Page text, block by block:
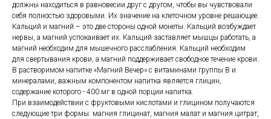
должны находиться в равновесии друг с другом, чтобы вы чувствовали
себя полностью здоровыми. Их значение на клеточном уровне решающее.
Кальций и магний – это две стороны одной монеты. Кальций возбуждает
нервы, а магний успокаивает их. Кальций заставляет мышцы работать, а
магний необходим для мышечного расслабления. Кальций необходим
для свертывания крови, а магний поддерживает свободное течение крови.
В растворимом напитке «Магний Вечер» с витаминами группы B и
минералами, важным компонентом напитка является глицин,
содержание которого - 400 мг в одной порции напитка.
При взаимодействии с фруктовыми кислотами и глицином получаются
следующие три формы: магния глицинат, магния малат и магния цитрат,